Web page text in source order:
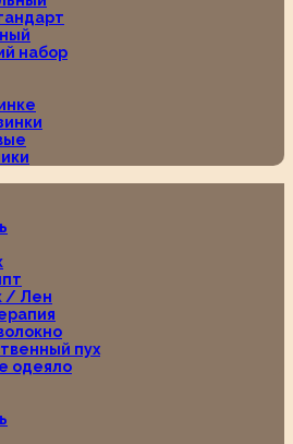
набор
/ Лен
пух
одеяло